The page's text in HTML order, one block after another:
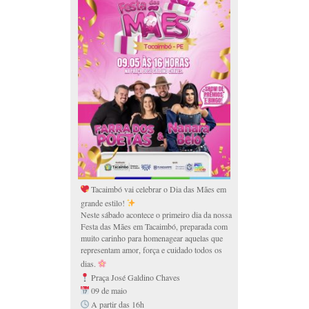
Tacaimbó vai celebrar o Dia das Mães em
grande estilo!
Neste sábado acontece o primeiro dia da nossa
Festa das Mães em Tacaimbó, preparada com
muito carinho para homenagear aquelas que
representam amor, força e cuidado todos os
dias.
Praça José Galdino Chaves
09 de maio
A partir das 16h